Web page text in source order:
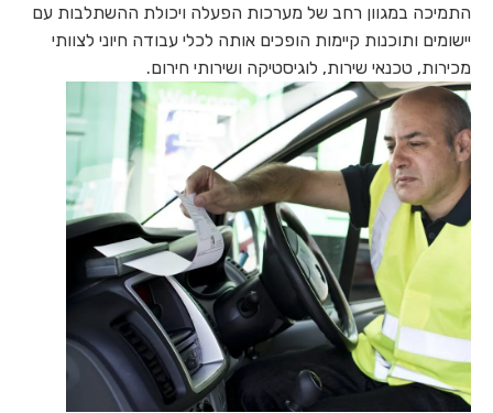
התמיכה במגוון רחב של מערכות הפעלה ויכולת ההשתלבות עם
יישומים ותוכנות קיימות הופכים אותה לכלי עבודה חיוני לצוותי
מכירות, טכנאי שירות, לוגיסטיקה ושירותי חירום.